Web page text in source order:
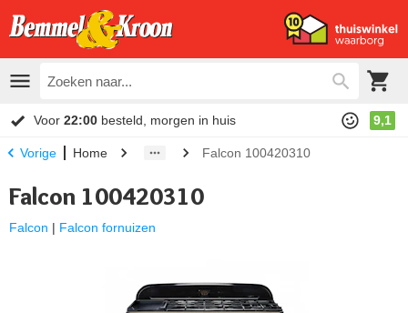
Voor 22:00 besteld, morgen in huis 9,1
Vorige Home Falcon 100420310
Falcon 100420310
Falcon | Falcon fornuizen